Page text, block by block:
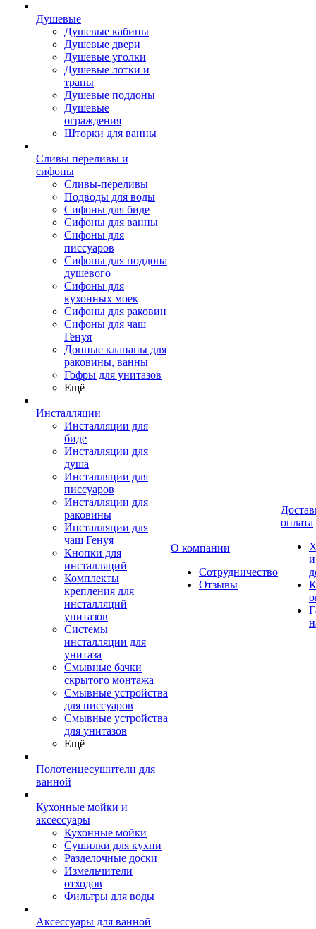
Душевые
Душевые кабины
Душевые двери
Душевые уголки
Душевые лотки и
трапы
Душевые поддоны
Душевые
ограждения
Шторки для ванны
Сливы переливы и
сифоны
Сливы-переливы
Подводы для воды
Сифоны для биде
Сифоны для ванны
Сифоны для
писсуаров
Сифоны для поддона
душевого
Сифоны для
кухонных моек
Сифоны для раковин
Сифоны для чаш
Генуя
Донные клапаны для
раковины, ванны
Гофры для унитазов
Ещё
Инсталляции
Инсталляции для
биде
Инсталляции для
душа
Инсталляции для
писсуаров
Инсталляции для
раковины
Инсталляции для
чаш Генуя
Кнопки для
инсталляций
Комплекты
крепления для
инсталляций
унитазов
Системы
инсталляции для
унитаза
Смывные бачки
скрытого монтажа
Смывные устройства
для писсуаров
Смывные устройства
для унитазов
Ещё
Полотенцесушители для
ванной
Кухонные мойки и
аксессуары
Кухонные мойки
Сушилки для кухни
Разделочные доски
Измельчители
отходов
Фильтры для воды
Аксессуары для ванной
О компании
Сотрудничество
Отзывы
оплата
и